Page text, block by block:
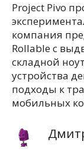
Project Pivo
компания
Rollable с
складной
устройства
подходы к
мобильных